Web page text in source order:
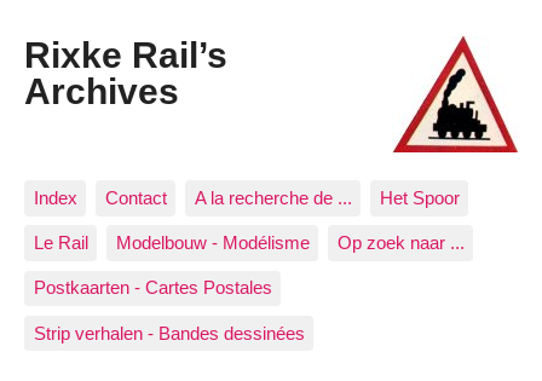
Rixke Rail’s
Archives
Index Contact A la recherche de ... Het Spoor
Le Rail Modelbouw - Modélisme Op zoek naar ...
Postkaarten - Cartes Postales
Strip verhalen - Bandes dessinées